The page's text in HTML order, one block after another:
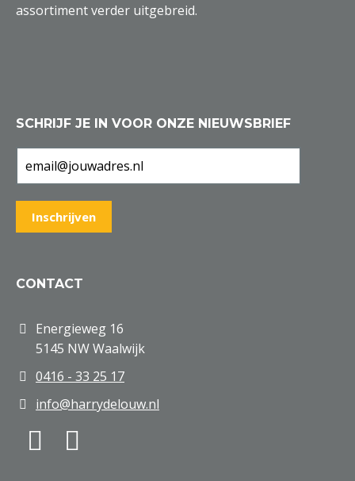
assortiment verder uitgebreid.
SCHRIJF JE IN VOOR ONZE NIEUWSBRIEF
CONTACT
Energieweg 16
5145 NW Waalwijk
0416 - 33 25 17
info@harrydelouw.nl